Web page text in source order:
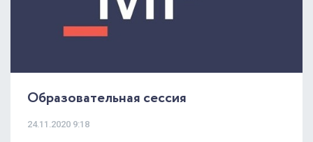
Образовательная сессия
24.11.2020 9:18